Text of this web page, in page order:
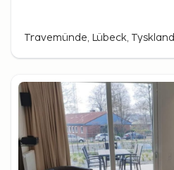
Travemünde, Lübeck, Tyskland